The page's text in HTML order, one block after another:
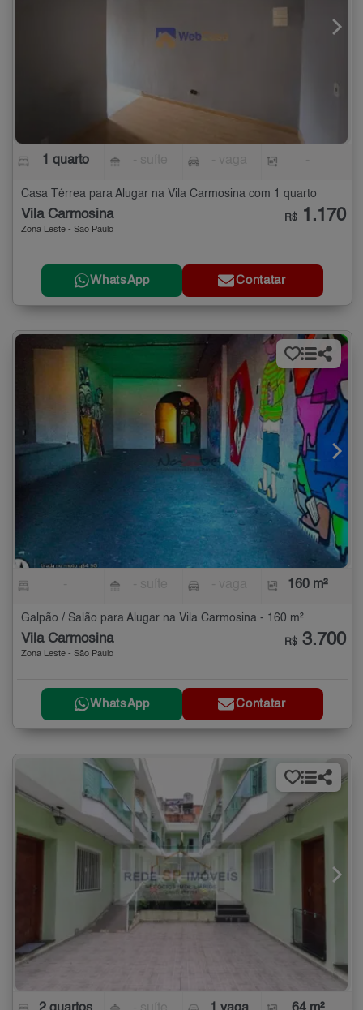
1 quarto
Casa Térrea para Alugar na Vila Carmosina com 1 quarto
Vila Carmosina
Zona Leste - São Paulo
R$ 1.170
WhatsApp Contatar
160 m²
Galpão / Salão para Alugar na Vila Carmosina - 160 m²
Vila Carmosina
Zona Leste - São Paulo
R$ 3.700
WhatsApp Contatar